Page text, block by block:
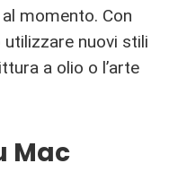
momento. Con
utilizzare nuovi stili
a olio o l’arte
Mac